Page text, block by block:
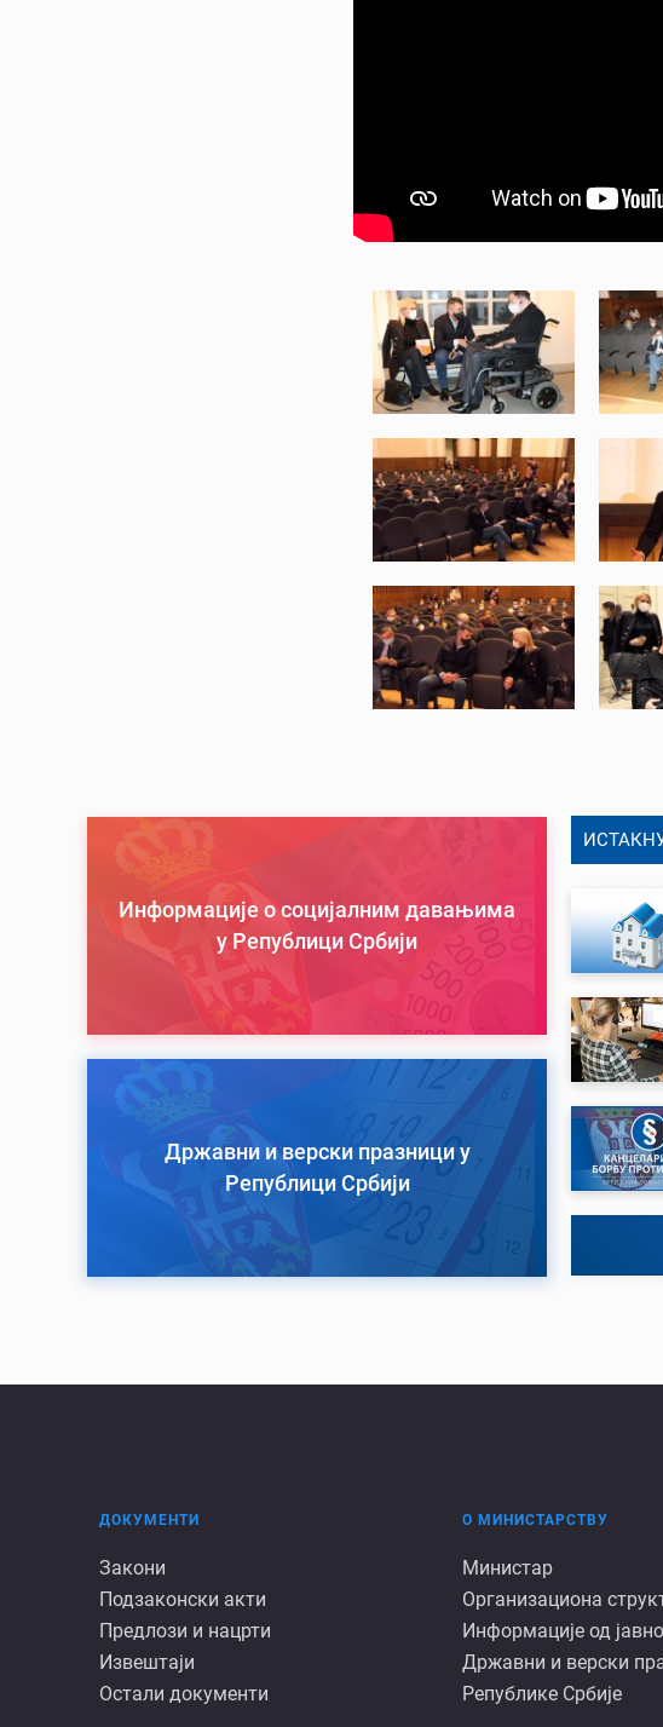
Информације о социјалним давањима
у Републици Србији
Државни и верски празници у
Републици Србији
Документи
ДОКУМЕНТИ
Закони
Подзаконски акти
Предлози и нацрти
Извештаји
Остали документи
О
министарству
О МИНИСТАРСТВУ
Министар
Организациона
Информације од
Државни и верски
Републике Србије